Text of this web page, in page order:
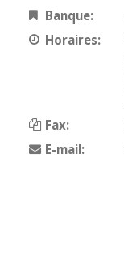
Banque:
Horaires:
Fax:
E-mail: